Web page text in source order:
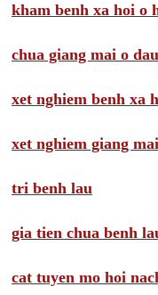
kham benh xa hoi o
chua giang mai o dau
xet nghiem benh xa
xet nghiem giang
tri benh lau
gia tien chua benh
cat tuyen mo hoi